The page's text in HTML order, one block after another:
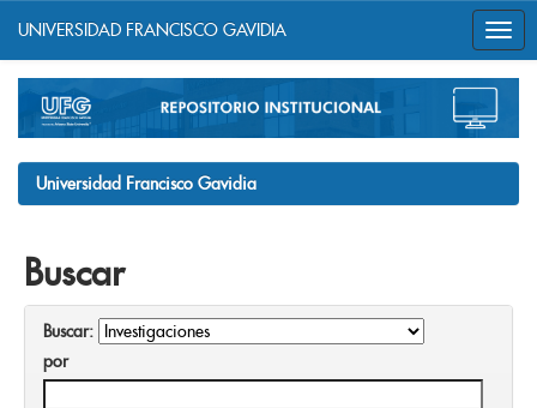
navigation
UNIVERSIDAD FRANCISCO GAVIDIA
Universidad Francisco Gavidia
Buscar
Buscar:
por